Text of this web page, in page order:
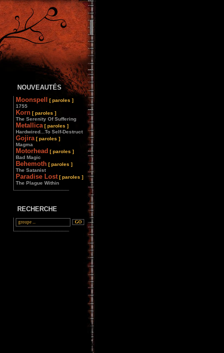
NOUVEAUTÉS
Moonspell
[ paroles ]
1755
Korn [ paroles ]
The Serenity Of Suffering
Metallica [ paroles ]
Hardwired...To Self-Destruct
Gojira [ paroles ]
Magma
Motorhead [ paroles ]
Bad Magic
Behemoth [ paroles ]
The Satanist
Paradise Lost [ paroles ]
The Plague Within
________________
RECHERCHE
________________